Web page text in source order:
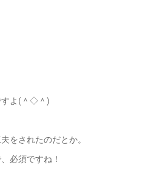
すよ(＾◇＾)
をされたのだとか。
必須ですね！